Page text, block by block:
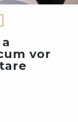
vor